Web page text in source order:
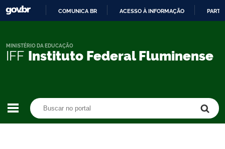
CONTEÚDO
COMUNICA BR ACESSO À INFORMAÇÃO
IFF Instituto Federal Fluminense
MINISTÉRIO DA EDUCAÇÃO